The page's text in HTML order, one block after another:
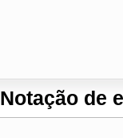
Notação de